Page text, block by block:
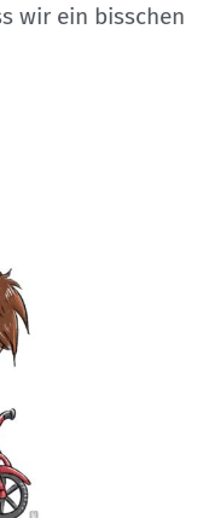
wir ein bisschen